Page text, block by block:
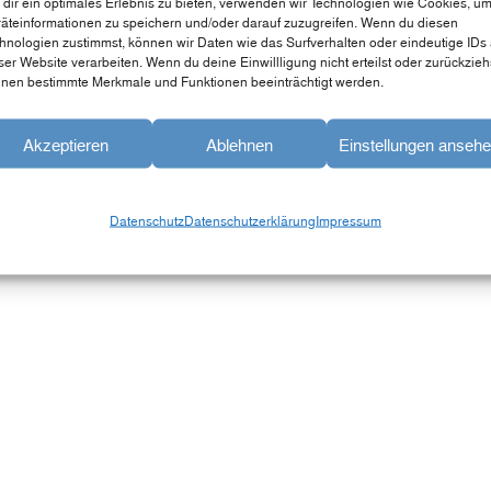
zu speichern und/oder darauf zuzugreifen. Wenn du diesen
zustimmst, können wir Daten wie das Surfverhalten oder eindeutige IDs
Website verarbeiten. Wenn du deine Einwillligung nicht erteilst oder
bestimmte Merkmale und Funktionen beeinträchtigt werden.
Akzeptieren Ablehnen Einstellungen
DatenschutzDatenschutzerklärungImpressum